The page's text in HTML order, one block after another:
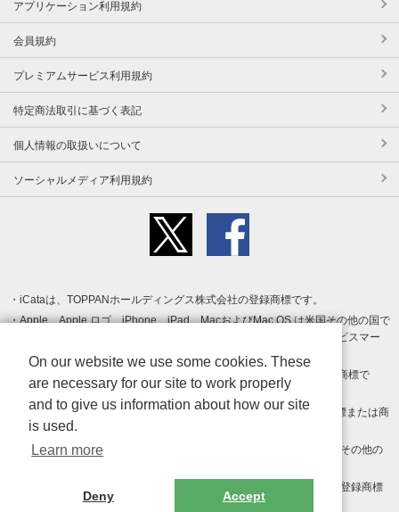
アプリケーション利用規約
会員規約
プレミアムサービス利用規約
特定商法取引に基づく表記
個人情報の取扱いについて
ソーシャルメディア利用規約
iCataは、TOPPANホールディングス株式会社の登録商標です。
Apple、Apple ロゴ、iPhone、iPad、MacおよびMac OS は米国その他の国で
登録された Apple Inc. の商標です。App Store は Apple Inc. のサービスマー
クです。
Android、Google Play および Google Play ロゴ は Google LLC の商標で
す。
Windows は Microsoft Inc.の米国およびその他の国における登録商標または商
標です。
Adobe、Adobe Reader、Adobe PDF は、Adobe Inc.の米国およびその他の
その他、記載されている会社名、商品名、ロゴは各社の商標または登録商標
On our website we use some cookies. These
are necessary for our site to work properly
and to give us information about how our site
is used.
Learn more
Deny Accept